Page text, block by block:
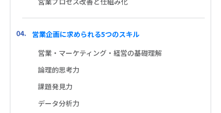
営業企画に求められる5つのスキル
営業・マーケティング・経営の基礎理解
論理的思考力
課題発見力
データ分析力